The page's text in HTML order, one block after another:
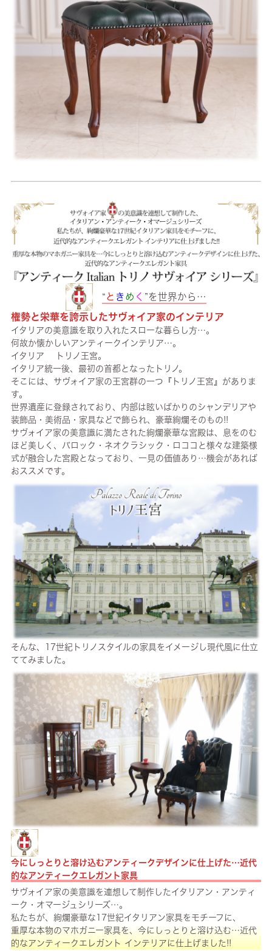
“と き め く ”を世界から…
権勢と栄華を誇示したサヴォイア家のインテリア
イタリアの美意識を取り入れたスローな暮らし方…。
何故か懐かしいアンティークインテリア…。
イタリア トリノ王宮。
イタリア統一後、最初の首都となったトリノ。
そこには、サヴォイア家の王宮群の一つ『トリノ王宮』がありま
す。
世界遺産に登録されており、内部は眩いばかりのシャンデリアや
装飾品・美術品・家具などで飾られ、豪華絢爛そのもの!!
サヴォイア家の美意識に満たされた絢爛豪華な宮殿は、息をのむ
ほど美しく、バロック・ネオクラシック・ロココと様々な建築様
式が融合した宮殿となっており、一見の価値あり…機会があれば
おススメです。
そんな、17世紀トリノスタイルの家具をイメージし現代風に仕立
ててみました。
今にしっとりと溶け込むアンティークデザインに仕上げた…近代
的なアンティークエレガント家具
サヴォイア家の美意識を連想して制作したイタリアン・アンティ
ーク・オマージュシリーズ…。
私たちが、絢爛豪華な17世紀イタリアン家具をモチーフに、
重厚な本物のマホガニー家具を、今にしっとりと溶け込む…近代
的なアンティークエレガント インテリアに仕上げました!!